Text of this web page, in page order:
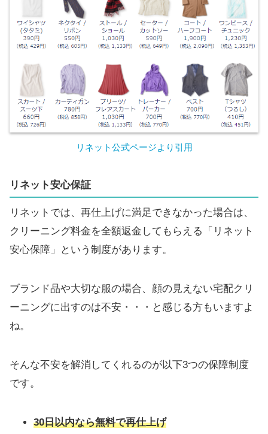
リネット公式ページより引用
リネット安心保証
リネットでは、再仕上げに満足できなかった場合は、
クリーニング料金を全額返金してもらえる「リネット
安心保障」という制度があります。
ブランド品や大切な服の場合、顔の見えない宅配クリ
ーニングに出すのは不安・・・と感じる方もいますよ
ね。
そんな不安を解消してくれるのが以下3つの保障制度
です。
30日以内なら無料で再仕上げ